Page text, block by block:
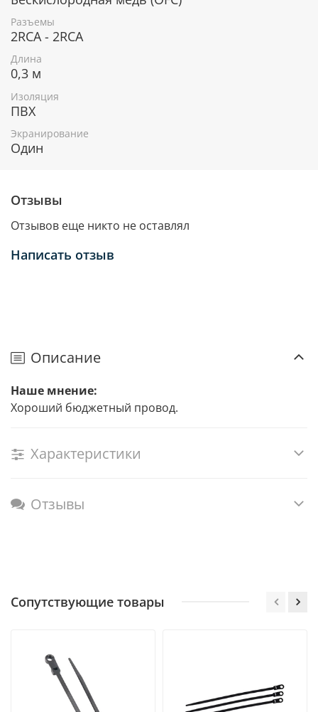
Разъемы
2RCA - 2RCA
Длина
0,3 м
Изоляция
ПВХ
Экранирование
Один
Отзывы
Отзывов еще никто не оставлял
Написать отзыв
Описание
Наше мнение:
Хороший бюджетный провод.
Характеристики
Отзывы
Сопутствующие товары